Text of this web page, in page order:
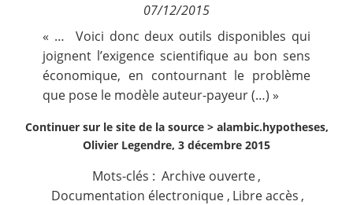
07/12/2015
« …
Voici donc deux outils disponibles qui
joignent l’exigence scientifique au bon sens
économique, en contournant le problème
que pose le modèle auteur-payeur (…) »
Continuer sur le site de la source > alambic.hypotheses,
Olivier Legendre, 3 décembre 2015
Mots-clés : Archive ouverte ,
Documentation électronique , Libre accès ,